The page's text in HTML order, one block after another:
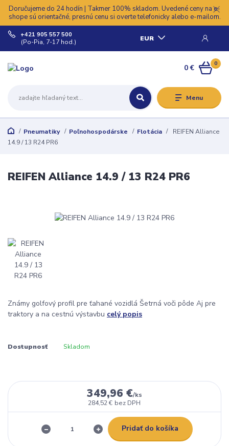
Doručujeme do 24 hodín | Takmer 100% skladom. Uvedené ceny na e-
shope sú orientačné, presnú cenu si overte telefonicky alebo e-mailom.
Menu
EUR
+421 905 557 500
(Po-Pia, 7-17 hod.)
0
0 €
Pneumatiky Poľnohospodárske Flotácia
REIFEN Alliance
14.9 / 13 R24 PR6
REIFEN Alliance 14.9 / 13 R24 PR6
Známy golfový profil pre ťahané vozidlá Šetrná voči pôde Aj pre
traktory a na cestnú výstavbu celý popis
Dostupnosť Skladom
349,96 €/ks
284,52 € bez DPH
Pridať do košíka